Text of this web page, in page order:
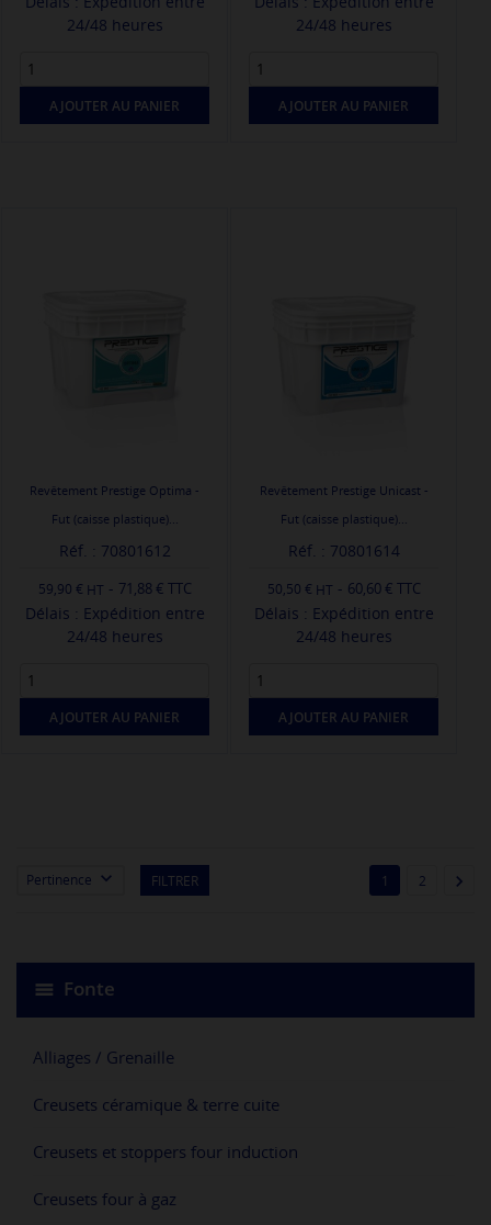
Fonte
Alliages / Grenaille
Creusets céramique & terre cuite
Creusets et stoppers four induction
Creusets four à gaz
24/48 heures
AJOUTER AU PANIER
24/48 heures
AJOUTER AU PANIER
Revêtement Prestige Optima -
Fut (caisse plastique)...
Réf. : 70801612
59,90 € - 71,88 € TTC
Délais : Expédition entre
24/48 heures
AJOUTER AU PANIER
Revêtement Prestige Unicast -
Fut (caisse plastique)...
Réf. : 70801614
50,50 € - 60,60 € TTC
Délais : Expédition entre
24/48 heures
AJOUTER AU PANIER
Pertinence  FILTRER 1 2 